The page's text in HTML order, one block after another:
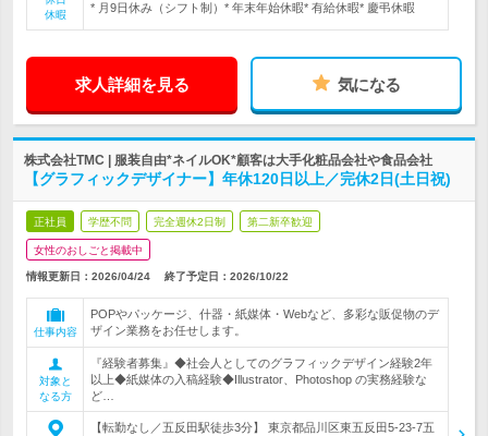
休暇
* 月9日休み（シフト制）* 年末年始休暇* 有給休暇* 慶弔休暇
求人詳細を見る 気になる
株式会社TMC | 服装自由*ネイルOK*顧客は大手化粧品会社や食品会社
【グラフィックデザイナー】年休120日以上／完休2日(土日祝)
正社員 学歴不問 完全週休2日制 第二新卒歓迎
女性のおしごと掲載中
情報更新日：2026/04/24 終了予定日： 2026/10/22
仕事内容
POPやパッケージ、什器・紙媒体・Webなど、多彩な販促物のデ
ザイン業務をお任せします。
対象と
なる方
『経験者募集』◆社会人としてのグラフィックデザイン経験2年
以上◆紙媒体の入稿経験◆Illustrator、Photoshop の実務経験な
ど…
【転勤なし／五反田駅徒歩3分】 東京都品川区東五反田5-23-7五